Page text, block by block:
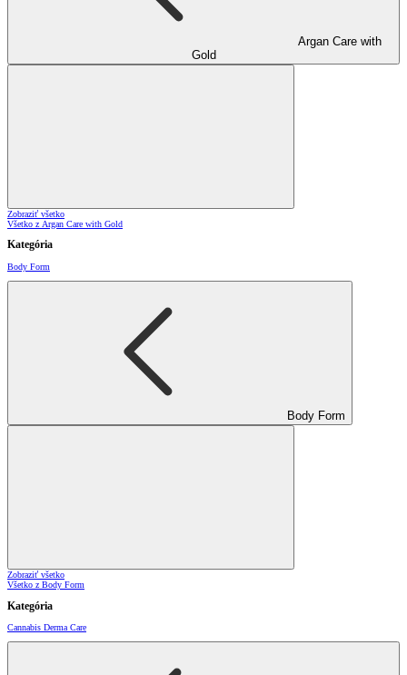
Argan Care with
Gold
Zobraziť všetko
Všetko z Argan Care with Gold
Kategória
Body Form
Body Form
Zobraziť všetko
Všetko z Body Form
Kategória
Cannabis Derma Care